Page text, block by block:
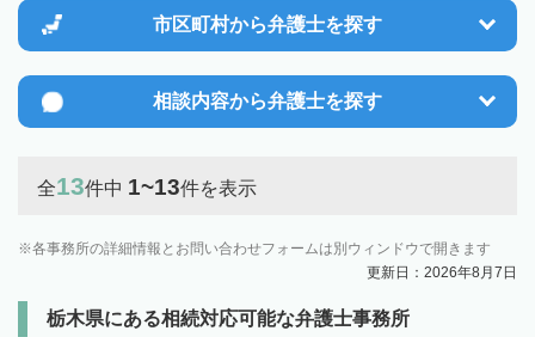
市区町村から弁護士を探す
相談内容から弁護士を探す
全13件中 1~13件を表示
各事務所の詳細情報とお問い合わせフォームは別ウィンドウで開きます
更新日：2026年8月7日
栃木県にある相続対応可能な弁護士事務所